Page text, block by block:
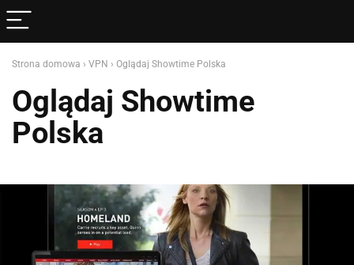
Strona domowa › VPN › Oglądaj Showtime Polska
Oglądaj Showtime
Polska